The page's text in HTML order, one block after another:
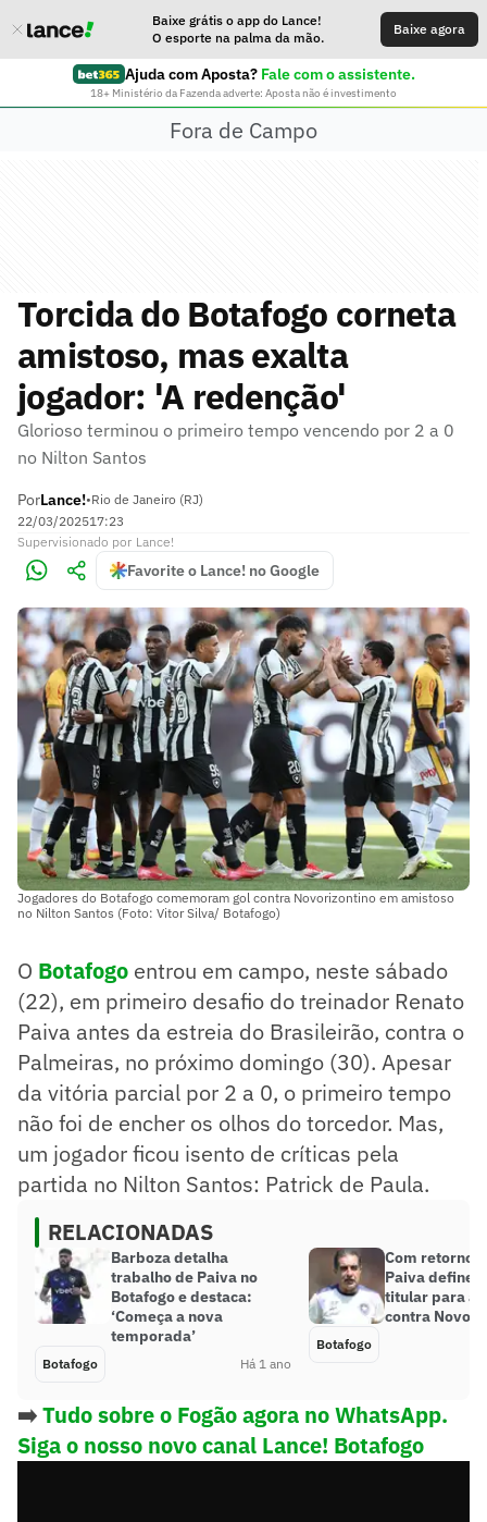
Baixe grátis o app do Lance!
O esporte na palma da mão.
Baixe agora
Ajuda com Aposta? Fale com o assistente.
18+ Ministério da Fazenda adverte: Aposta não é investimento
Fora de Campo
Torcida do Botafogo corneta
amistoso, mas exalta
jogador: 'A redenção'
Glorioso terminou o primeiro tempo vencendo por 2 a 0
no Nilton Santos
PorLance!•Rio de Janeiro (RJ)
22/03/202517:23
Supervisionado por Lance!
Favorite o Lance! no Google
Jogadores do Botafogo comemoram gol contra Novorizontino em amistoso
no Nilton Santos (Foto: Vitor Silva/ Botafogo)
O Botafogo entrou em campo, neste sábado
(22), em primeiro desafio do treinador Renato
Paiva antes da estreia do Brasileirão, contra o
Palmeiras, no próximo domingo (30). Apesar
da vitória parcial por 2 a 0, o primeiro tempo
não foi de encher os olhos do torcedor. Mas,
um jogador ficou isento de críticas pela
partida no Nilton Santos: Patrick de Paula.
RELACIONADAS
Barboza detalha
trabalho de Paiva no
Botafogo e destaca:
‘Começa a nova
temporada’
Botafogo Há 1 ano
Com retorno
Paiva define
titular para
contra
Botafogo
➡️Tudo sobre o Fogão agora no WhatsApp.
Siga o nosso novo canal Lance! Botafogo